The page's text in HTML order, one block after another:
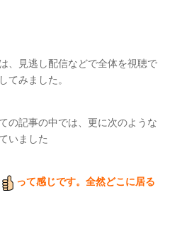
、見逃し配信などで全体を視聴で
てみました。
の記事の中では、更に次のような
いました
って感じです。全然どこに居る